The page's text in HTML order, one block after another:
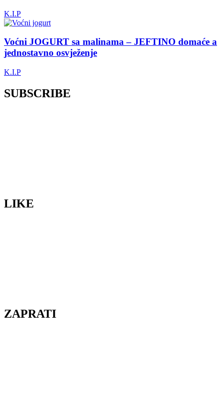
K.I.P
Voćni JOGURT sa malinama – JEFTINO domaće a
jednostavno osvježenje
K.I.P
SUBSCRIBE
LIKE
ZAPRATI